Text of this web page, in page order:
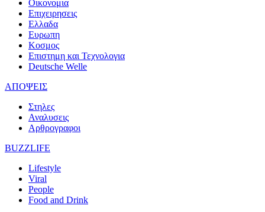
Οικονομια
Επιχειρησεις
Ελλαδα
Ευρωπη
Κοσμος
Επιστημη και Τεχνολογια
Deutsche Welle
ΑΠΟΨΕΙΣ
Στηλες
Αναλυσεις
Αρθρογραφοι
BUZZLIFE
Lifestyle
Viral
People
Food and Drink